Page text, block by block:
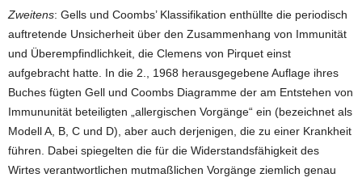
Zweitens: Gells und Coombs’ Klassifikation enthüllte die periodisch
auftretende Unsicherheit über den Zusammenhang von Immunität
und Überempfindlichkeit, die Clemens von Pirquet einst
aufgebracht hatte. In die 2., 1968 herausgegebene Auflage ihres
Buches fügten Gell und Coombs Diagramme der am Entstehen von
Immununität beteiligten „allergischen Vorgänge“ ein (bezeichnet als
Modell A, B, C und D), aber auch derjenigen, die zu einer Krankheit
führen. Dabei spiegelten die für die Widerstandsfähigkeit des
Wirtes verantwortlichen mutmaßlichen Vorgänge ziemlich genau